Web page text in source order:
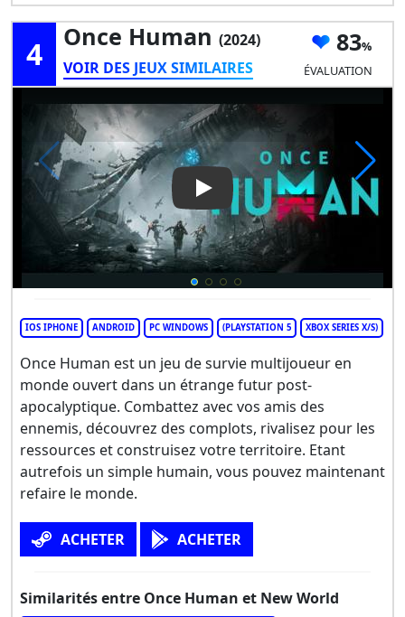
4 Once Human (2024)
VOIR DES JEUX SIMILAIRES
83
ÉVALUATION
Play Video: Once Human
IOS IPHONE ANDROID PC WINDOWS (PLAYSTATION 5 XBOX SERIES X/S)
Once Human est un jeu de survie multijoueur en
monde ouvert dans un étrange futur post-
apocalyptique. Combattez avec vos amis des
ennemis, découvrez des complots, rivalisez pour les
ressources et construisez votre territoire. Etant
autrefois un simple humain, vous pouvez maintenant
refaire le monde.
ACHETER ACHETER
Similarités entre Once Human et New World